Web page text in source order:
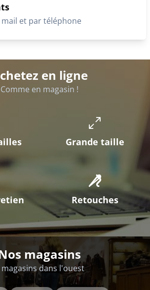
et par téléphone
en ligne
Comme en magasin !
Grande taille
Retouches
magasins
magasins dans l'ouest